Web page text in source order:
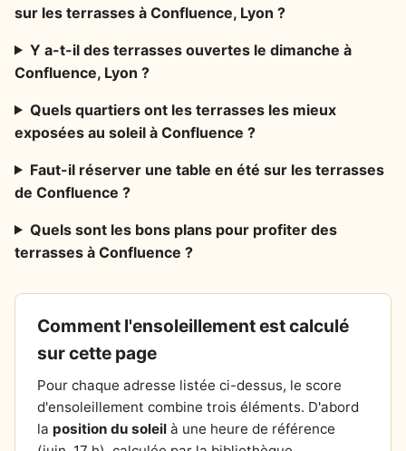
sur les terrasses à Confluence, Lyon ?
Y a-t-il des terrasses ouvertes le dimanche à
Confluence, Lyon ?
Quels quartiers ont les terrasses les mieux
exposées au soleil à Confluence ?
Faut-il réserver une table en été sur les terrasses
de Confluence ?
Quels sont les bons plans pour profiter des
terrasses à Confluence ?
Comment l'ensoleillement est calculé
sur cette page
Pour chaque adresse listée ci-dessus, le score
d'ensoleillement combine trois éléments. D'abord
la position du soleil à une heure de référence